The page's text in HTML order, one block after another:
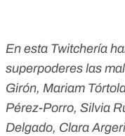
En esta Twitchería
superpoderes las
Girón, Mariam
Pérez-Porro, Silvia
Delgado, Clara